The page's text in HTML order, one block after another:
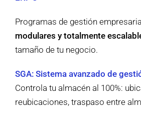
Programas de gestión
modulares y totalmente
tamaño de tu negocio.
SGA: Sistema avanzado de
Controla tu almacén al 100%:
reubicaciones, traspaso entre